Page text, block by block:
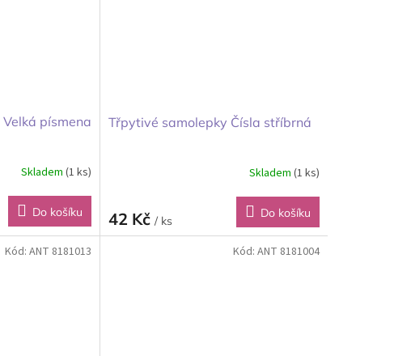
písmena
Skladem (1 ks)
Do košíku
Třpytivé samolepky Čísla stříbrná
Skladem (1 ks)
42 Kč / ks
Do košíku
Kód: ANT 8181013 Kód: ANT 8181004